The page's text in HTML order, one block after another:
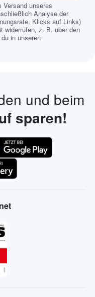
unseres
Analyse der
Klicks auf Links)
widerrufen, z. B. über den
in unseren
und beim
sparen!